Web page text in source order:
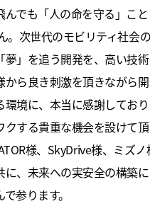
んでも「人の命を守る」こ
。次世代のモビリティ社会
夢」を追う開発を、高い技
から良き刺激を頂きながら
環境に、本当に感謝してお
クする貴重な機会を設けて
様、SkyDrive様、ミズ
に、未来への実安全の構築
参ります。